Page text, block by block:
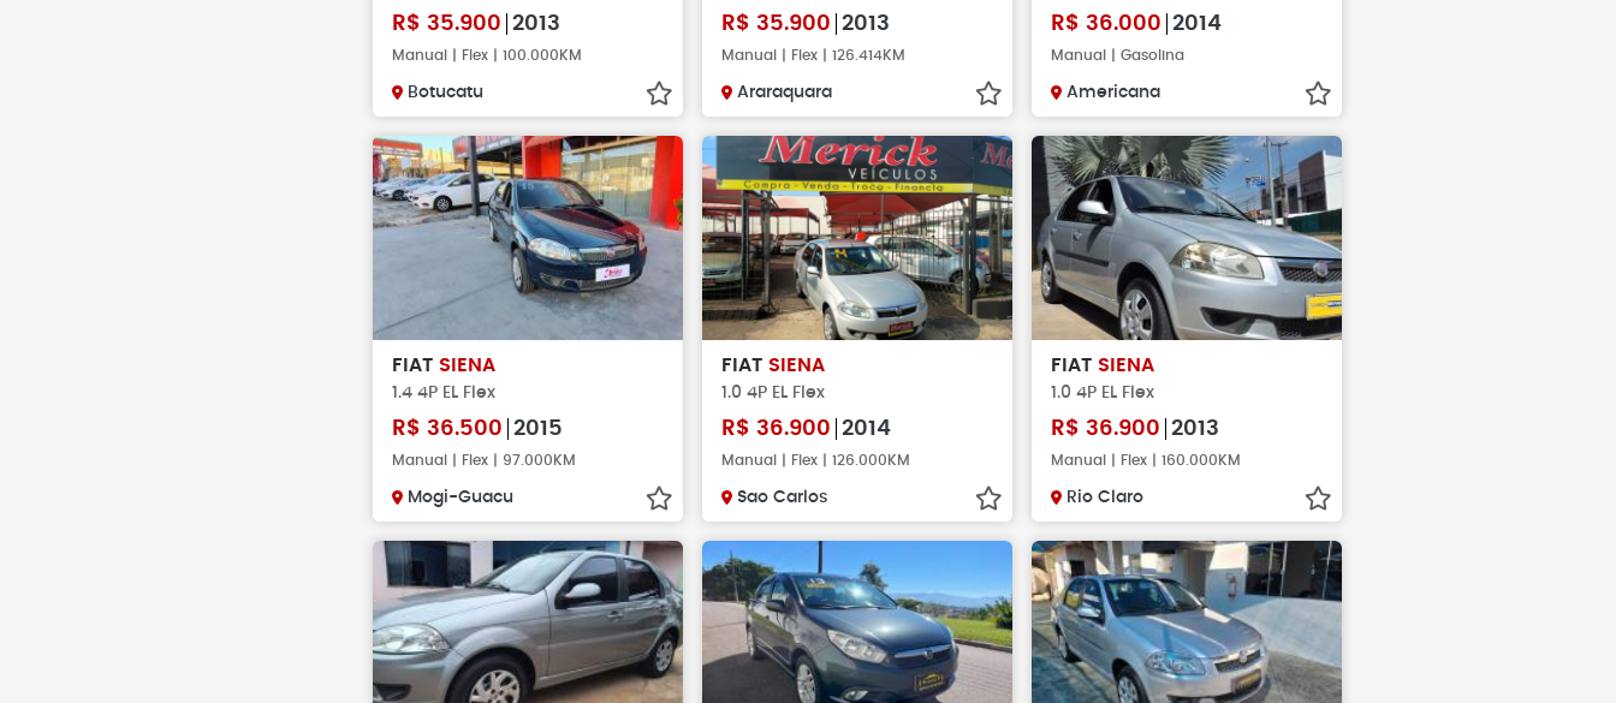
R$ 35.900 2013
Manual | Flex | 100.000KM
Botucatu
R$ 35.900 2013
Manual | Flex | 126.414KM
Araraquara
R$ 36.000 2014
Manual | Gasolina
Americana
FIAT SIENA
1.4 4P EL Flex
R$ 36.500 2015
Manual | Flex | 97.000KM
Mogi-Guacu
FIAT SIENA
1.0 4P EL Flex
R$ 36.900 2014
Manual | Flex | 126.000KM
Sao Carlos
FIAT SIENA
1.0 4P EL Flex
R$ 36.900 2013
Manual | Flex | 160.000KM
Rio Claro